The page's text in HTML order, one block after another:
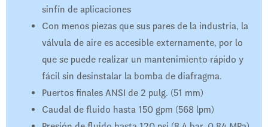
sinfín de aplicaciones
Con menos piezas que sus pares de la industria, la
válvula de aire es accesible externamente, por lo
que se puede realizar un mantenimiento rápido y
fácil sin desinstalar la bomba de diafragma.
Puertos finales ANSI de 2 pulg. (51 mm)
Caudal de fluido hasta 150 gpm (568 lpm)